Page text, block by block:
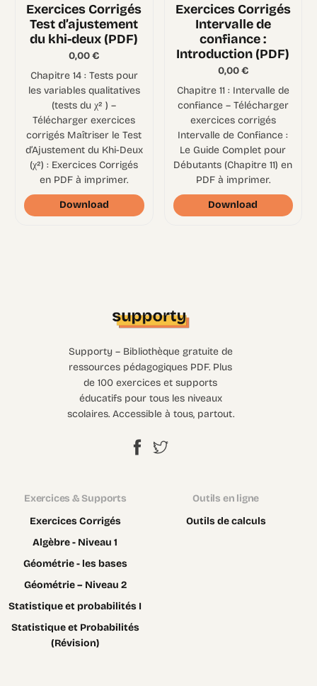
Exercices Corrigés
Test d’ajustement
du khi-deux (PDF)
0,00€
Chapitre 14 : Tests pour
les variables qualitatives
(tests du χ² ) –
Télécharger exercices
corrigés Maîtriser le Test
d’Ajustement du Khi-Deux
(χ²) : Exercices Corrigés
en PDF à imprimer.
Download
Exercices Corrigés
Intervalle de
confiance :
Introduction (PDF)
0,00€
Chapitre 11 : Intervalle de
confiance – Télécharger
exercices corrigés
Intervalle de Confiance :
Le Guide Complet pour
Débutants (Chapitre 11) en
PDF à imprimer.
Download
Supporty – Bibliothèque gratuite de
ressources pédagogiques PDF. Plus
de 100 exercices et supports
éducatifs pour tous les niveaux
scolaires. Accessible à tous, partout.
Exercices & Supports
Exercices Corrigés
Algèbre - Niveau 1
Géométrie - les bases
Géométrie – Niveau 2
Statistique et probabilités I
Statistique et Probabilités
(Révision)
Outils en ligne
Outils de calculs